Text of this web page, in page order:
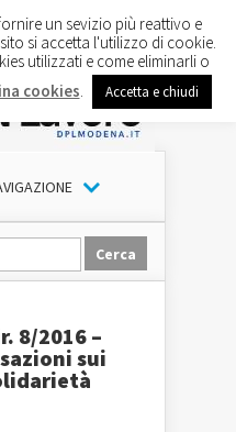
8/2016 –
sui
un sevizio più reattivo e
si accetta l'utilizzo di cookie.
utilizzati e come eliminarli o
cookies Accetta e chiudi